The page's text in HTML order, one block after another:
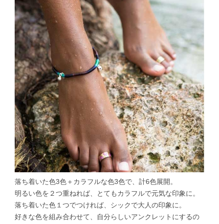
落ち着いた色3色＋カラフルな色3色で、計6色展開。
明るい色を２つ重ねれば、とてもカラフルで元気な印象に。
落ち着いた色１つでつければ、シックで大人の印象に。
好きな色を組み合わせて、自分らしいアンクレットにするの